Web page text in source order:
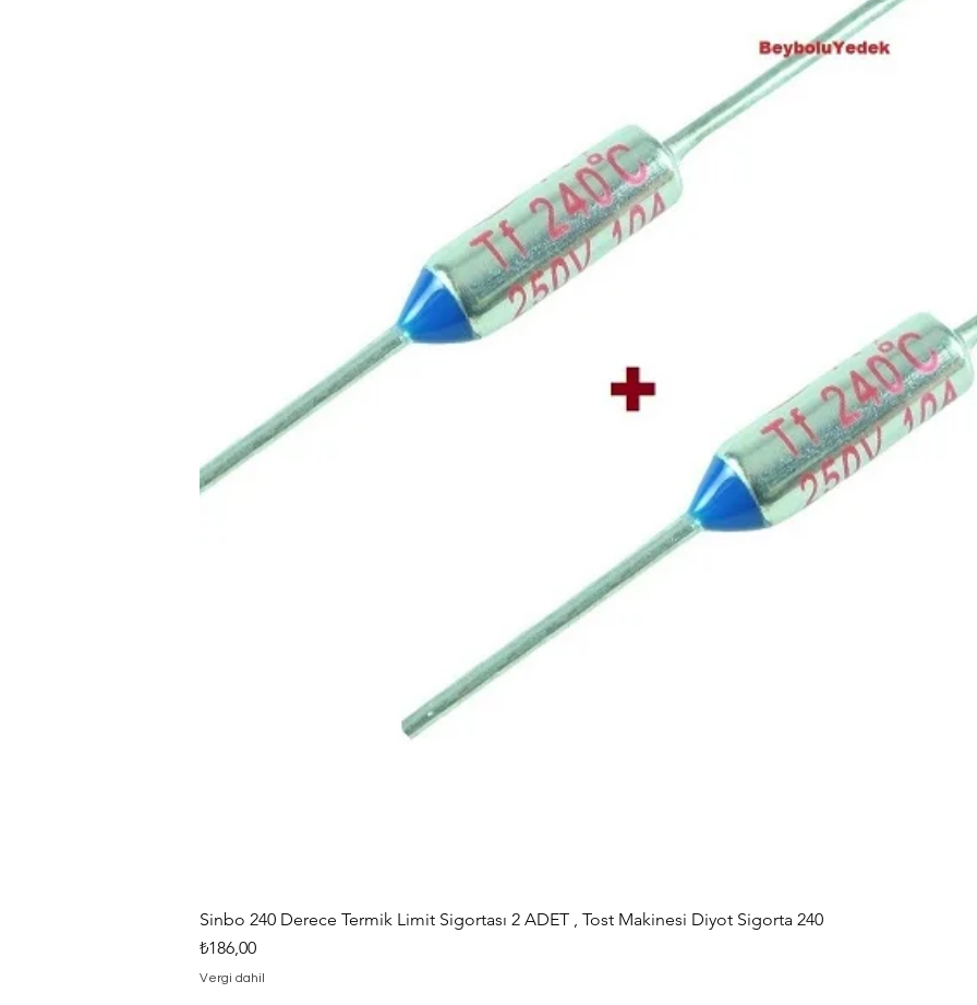
Hızlı Bakış
Sinbo 240 Derece Termik Limit Sigortası 2 ADET , Tost Makinesi Diyot Sigorta 240
Fiyat
₺186,00
Vergi dahil